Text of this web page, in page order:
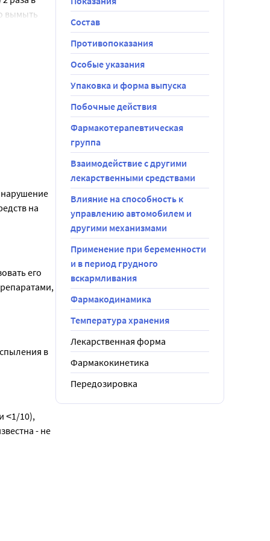
вымыть
быстрый
в
могут
его
течение
и
нарушение
на
его
в
˂1/10),
- не
и лицо,
Состав
Противопоказания
Особые указания
Упаковка и форма выпуска
Побочные действия
Фармакотерапевтическая
группа
Взаимодействие с другими
лекарственными средствами
Влияние на способность к
управлению автомобилем и
другими механизмами
Применение при беременности
и в период грудного
вскармливания
Фармакодинамика
Температура хранения
Лекарственная форма
Фармакокинетика
Передозировка